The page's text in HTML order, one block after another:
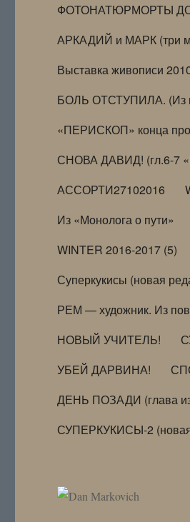
ФОТОНАТЮРМОРТЫ ДО
АРКАДИЙ и МАРК (три
Выставка живописи
БОЛЬ ОТСТУПИЛА. (Из
«ПЕРИСКОП» конца
СНОВА ДАВИД! (гл.6-7
АССОРТИ27102016
Из «Монолога о пути»
WINTER 2016-2017 (5)
Суперкукисы (новая
РЕМ — художник. Из
НОВЫЙ УЧИТЕЛЬ!
УБЕЙ ДАРВИНА!
ДЕНЬ ПОЗАДИ (глава
СУПЕРКУКИСЫ-2 (новая